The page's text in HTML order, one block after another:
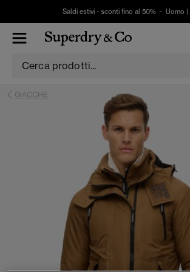
Saldi estivi - sconti fino al 50% - Uomo
GIACCHE